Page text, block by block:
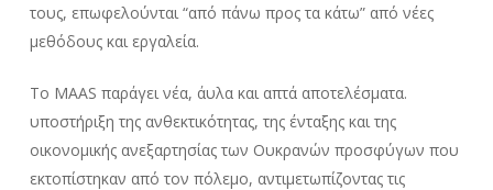
τους, επωφελούνται “από πάνω προς τα κάτω” από νέες
μεθόδους και εργαλεία.
Το MAAS παράγει νέα, άυλα και απτά αποτελέσματα.
υποστήριξη της ανθεκτικότητας, της ένταξης και της
οικονομικής ανεξαρτησίας των Ουκρανών προσφύγων που
εκτοπίστηκαν από τον πόλεμο, αντιμετωπίζοντας τις